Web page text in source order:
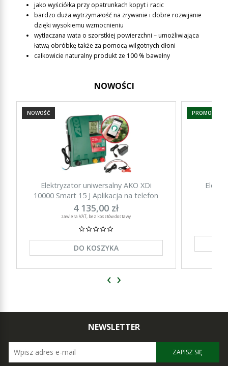
jako wyściółka przy opatrunkach kopyt i racic
bardzo duża wytrzymałość na zrywanie i dobre rozwijanie
dzięki wysokiemu wzmocnieniu
wytłaczana wata o szorstkiej powierzchni – umożliwiająca
łatwą obróbkę także za pomocą wilgotnych dłoni
całkowicie naturalny produkt ze 100 % bawełny
NOWOŚCI
Elektryzator uniwersalny AKO XDi
10000 Smart 15 J Aplikacja na telefon
4 135,00 zł
zawiera VAT, bez kosztów dostawy
DO KOSZYKA
NOWOŚĆ PROMOCJA
‹ ›
NEWSLETTER
ZAPISZ SIĘ